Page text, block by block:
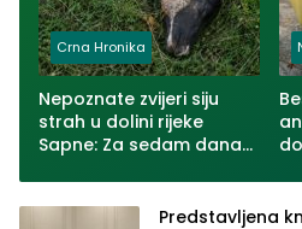
Crna Hronika
Nepoznate zvijeri siju
strah u dolini rijeke
Sapne: Za sedam dana
ovaca u dva zvornička
naselja (VIDEO)Predstavljena